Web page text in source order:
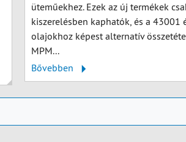
üteműekhez. Ezek az új termékek
kiszerelésben kaphatók, és a 43001
olajokhoz képest alternatív
MPM...
Bővebben